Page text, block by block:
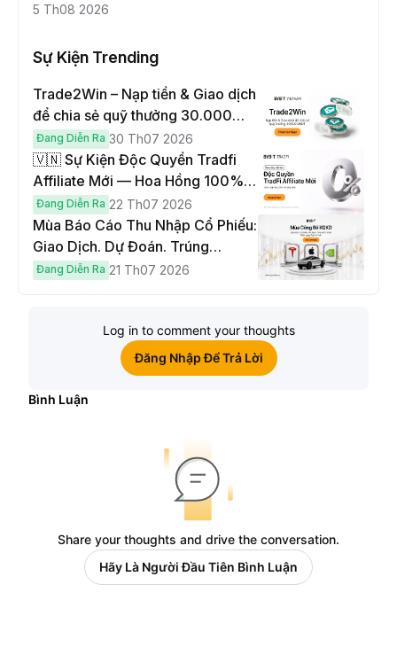
5 Th08 2026
Sự Kiện Trending
Trade2Win – Nạp tiền & Giao dịch
để chia sẻ quỹ thưởng 30.000
USDT
Đang Diễn Ra 30 Th07 2026
🇻🇳 Sự Kiện Độc Quyền Tradfi
Affiliate Mới — Hoa Hồng 100% &
Hoàn Phí Qua Đêm
Đang Diễn Ra 22 Th07 2026
Mùa Báo Cáo Thu Nhập Cổ Phiếu:
Giao Dịch. Dự Đoán. Trúng
Cybertruck!
Đang Diễn Ra 21 Th07 2026
Log in to comment your thoughts
Đăng Nhập Để Trả Lời
Bình Luận
Share your thoughts and drive the conversation.
Hãy Là Người Đầu Tiên Bình Luận